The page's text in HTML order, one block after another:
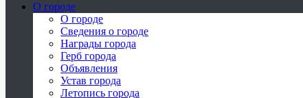
О городе
О городе
Сведения о городе
Награды города
Герб города
Объявления
Устав города
Летопись города